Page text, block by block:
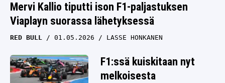
Mervi Kallio tiputti ison F1-paljastuksen
Viaplayn suorassa lähetyksessä
RED BULL 01.05.2026 LASSE HONKANEN
F1:ssä kuiskitaan nyt
melkoisesta